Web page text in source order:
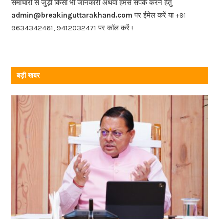
o
k
समाचारों से जुड़ी किसी भी जानकारी अथवा हमसे संपर्क करने हेतु
admin@breakinguttarakhand.com पर ईमेल करें या +91
9634342461, 9412032471 पर कॉल करें !
बड़ी खबर